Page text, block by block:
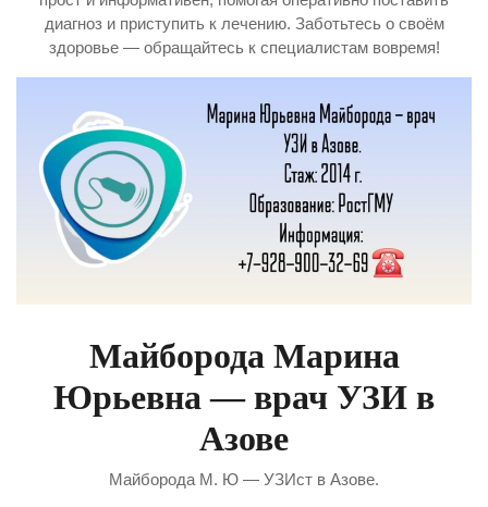
диагноз и приступить к лечению. Заботьтесь о своём
здоровье — обращайтесь к специалистам вовремя!
Майборода Марина
Юрьевна — врач УЗИ в
Азове
Майборода М. Ю — УЗИст в Азове.